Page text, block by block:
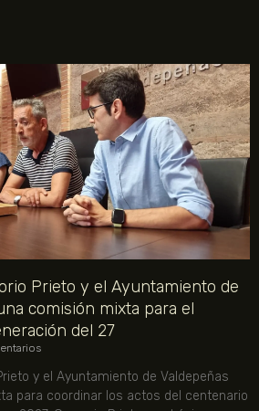
Prieto y el Ayuntamiento de
comisión mixta para el
del 27
y el Ayuntamiento de Valdepeñas
para coordinar los actos del centenario